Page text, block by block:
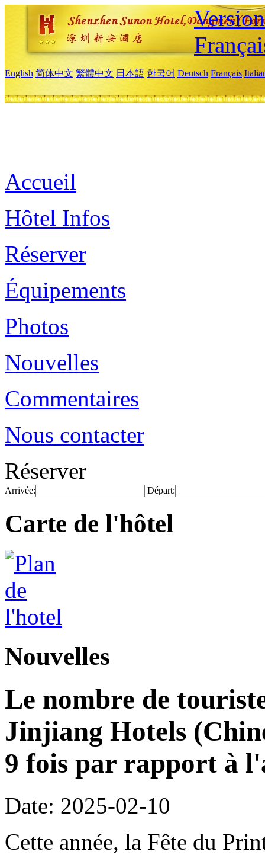
English 简体中文 繁體中文 日本語 한국어 Deutsch Français
Accueil
Hôtel Infos
Réserver
Équipements
Photos
Nouvelles
Commentaires
Nous contacter
Réserver
Arrivée: Départ:
Carte de l'hôtel
Nouvelles
Le nombre de
Jinjiang Hotels
9 fois par rapport à
Date: 2025-02-10
Cette année, la Fête du